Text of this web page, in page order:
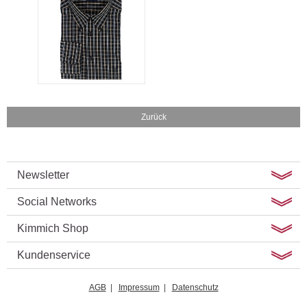
Zurück
Newsletter
Social Networks
Kimmich Shop
Kundenservice
AGB| Impressum| Datenschutz